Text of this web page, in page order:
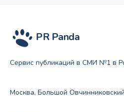
PR Panda
Сервис публикаций в СМИ №1 в
Москва, Большой